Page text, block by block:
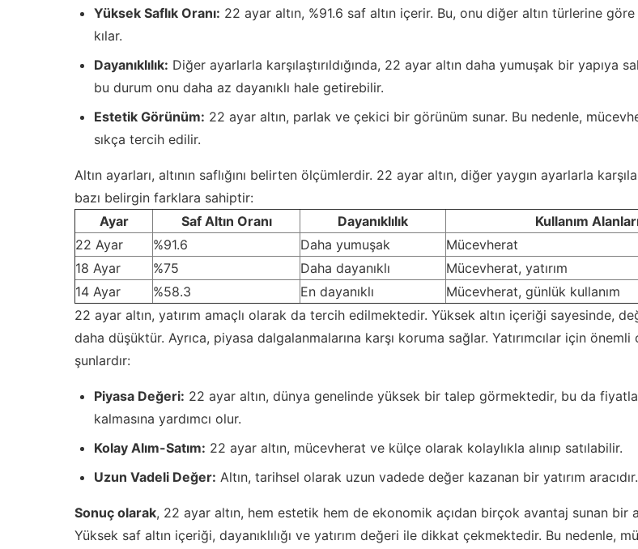
Yüksek Saflık Oranı: 22 ayar altın, %91.6 saf altın içerir. Bu, onu diğer altın türlerine
kılar.
Dayanıklılık: Diğer ayarlarla karşılaştırıldığında, 22 ayar altın daha yumuşak bir yapıya
bu durum onu daha az dayanıklı hale getirebilir.
Estetik Görünüm: 22 ayar altın, parlak ve çekici bir görünüm sunar. Bu nedenle,
sıkça tercih edilir.
Altın ayarları, altının saflığını belirten ölçümlerdir. 22 ayar altın, diğer yaygın ayarlarla
bazı belirgin farklara sahiptir:
Ayar
Saf Altın Oranı Dayanıklılık
Kullanım
22 Ayar
%91.6 Daha yumuşak
Mücevherat
18 Ayar
%75 Daha dayanıklı
Mücevherat, yatırım
14 Ayar
%58.3 En dayanıklı
Mücevherat, günlük kullanım
22 ayar altın, yatırım amaçlı olarak da tercih edilmektedir. Yüksek altın içeriği sayesinde,
daha düşüktür. Ayrıca, piyasa dalgalanmalarına karşı koruma sağlar. Yatırımcılar için
şunlardır:
Piyasa Değeri: 22 ayar altın, dünya genelinde yüksek bir talep görmektedir, bu da
kalmasına yardımcı olur.
Kolay Alım-Satım: 22 ayar altın, mücevherat ve külçe olarak kolaylıkla alınıp satılabilir.
Uzun Vadeli Değer: Altın, tarihsel olarak uzun vadede değer kazanan bir yatırım aracıdır.
Sonuç olarak, 22 ayar altın, hem estetik hem de ekonomik açıdan birçok avantaj sunan bir
Yüksek saf altın içeriği, dayanıklılığı ve yatırım değeri ile dikkat çekmektedir. Bu nedenle,